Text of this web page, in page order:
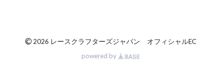
©2026 レースクラフターズジャパン オフィシャルEC
powered by